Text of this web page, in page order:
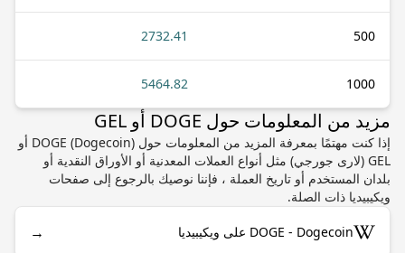
500
2732.41
1000
5464.82
مزيد من المعلومات حول DOGE أو GEL
إذا كنت مهتمًا بمعرفة المزيد من المعلومات حول DOGE (Dogecoin) أو
GEL (لارى جورجي) مثل أنواع العملات المعدنية أو الأوراق النقدية أو
بلدان المستخدم أو تاريخ العملة ، فإننا نوصيك بالرجوع إلى صفحات
ويكيبيديا ذات الصلة.
DOGE - Dogecoin على ويكيبيديا →